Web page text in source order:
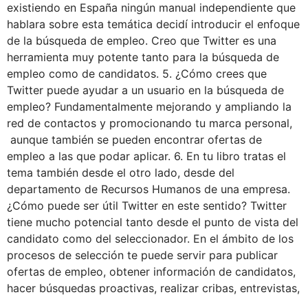
existiendo en España ningún manual independiente que
hablara sobre esta temática decidí introducir el enfoque
de la búsqueda de empleo. Creo que Twitter es una
herramienta muy potente tanto para la búsqueda de
empleo como de candidatos. 5. ¿Cómo crees que
Twitter puede ayudar a un usuario en la búsqueda de
empleo? Fundamentalmente mejorando y ampliando la
red de contactos y promocionando tu marca personal,
aunque también se pueden encontrar ofertas de
empleo a las que podar aplicar. 6. En tu libro tratas el
tema también desde el otro lado, desde del
departamento de Recursos Humanos de una empresa.
¿Cómo puede ser útil Twitter en este sentido? Twitter
tiene mucho potencial tanto desde el punto de vista del
candidato como del seleccionador. En el ámbito de los
procesos de selección te puede servir para publicar
ofertas de empleo, obtener información de candidatos,
hacer búsquedas proactivas, realizar cribas, entrevistas,